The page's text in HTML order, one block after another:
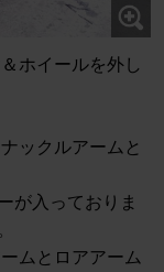
ホイールを外し
ックルアームと
が入っておりま
ムとロアアーム